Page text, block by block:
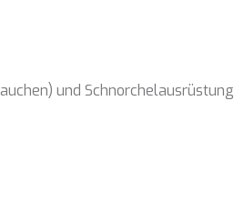
und Schnorchelausrüstung